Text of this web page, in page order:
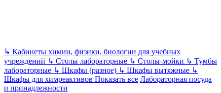
↳ Кабинеты химии, физики, биологии для учебных
учреждений ↳ Столы лабораторные ↳ Столы-мойки ↳ Тумбы
лабораторные ↳ Шкафы (разное) ↳ Шкафы вытяжные ↳
Шкафы для химреактивов Показать все Лабораторная посуда
и принадлежности